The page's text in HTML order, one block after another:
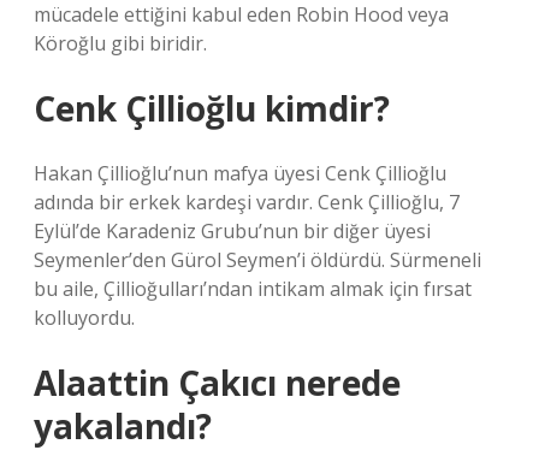
mücadele ettiğini kabul eden Robin Hood veya
Köroğlu gibi biridir.
Cenk Çillioğlu kimdir?
Hakan Çillioğlu’nun mafya üyesi Cenk Çillioğlu
adında bir erkek kardeşi vardır. Cenk Çillioğlu, 7
Eylül’de Karadeniz Grubu’nun bir diğer üyesi
Seymenler’den Gürol Seymen’i öldürdü. Sürmeneli
bu aile, Çillioğulları’ndan intikam almak için fırsat
kolluyordu.
Alaattin Çakıcı nerede
yakalandı?